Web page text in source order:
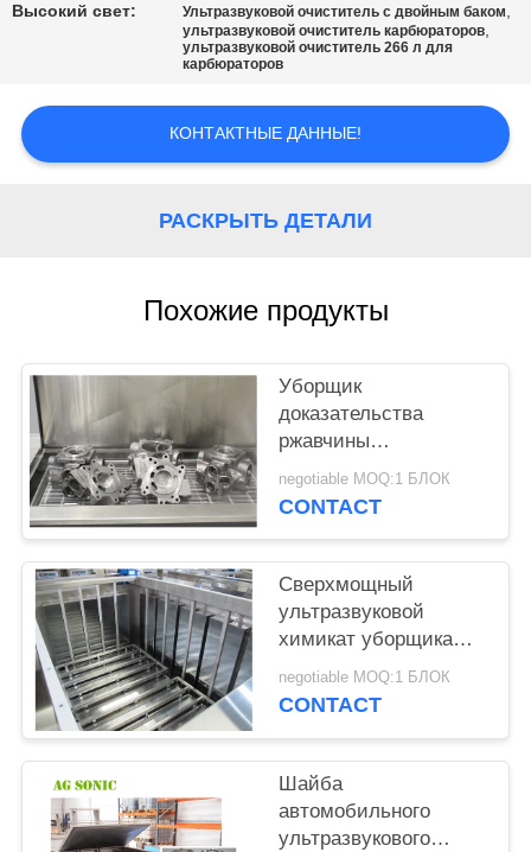
СПРОСИТЕ
ЦИТАТУ
POLICY
Высокий свет: Ультразвуковой очиститель с двойным баком,
ультразвуковой очиститель карбюраторов,
ультразвуковой очиститель 266 л для
карбюраторов
КОНТАКТНЫЕ ДАННЫЕ!
РАСКРЫТЬ ДЕТАЛИ
Похожие продукты
Уборщик
доказательства
ржавчины
автомобильный
ультразвуковой
загрязняющие
елементы
negotiable MOQ:1 БЛОК
CONTACT
Сверхмощный
ультразвуковой
химикат уборщика
3600В автозапчастей
дружелюбное
negotiable MOQ:1 БЛОК
CONTACT
Шайба
автомобильного
ультразвукового